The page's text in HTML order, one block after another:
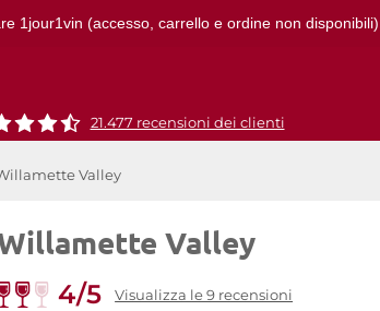
1jour1vin (accesso, carrello e ordine non
21.477 recensioni dei clienti
Valley
Valley
4/5 Visualizza le 9 recensioni